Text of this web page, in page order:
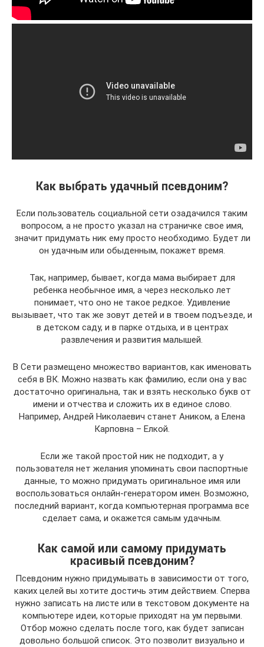
Как выбрать удачный псевдоним?
Если пользователь социальной сети озадачился таким
вопросом, а не просто указал на страничке свое имя,
значит придумать ник ему просто необходимо. Будет ли
он удачным или обыденным, покажет время.
Так, например, бывает, когда мама выбирает для
ребенка необычное имя, а через несколько лет
понимает, что оно не такое редкое. Удивление
вызывает, что так же зовут детей и в твоем подъезде, и
в детском саду, и в парке отдыха, и в центрах
развлечения и развития малышей.
В Сети размещено множество вариантов, как именовать
себя в ВК. Можно назвать как фамилию, если она у вас
достаточно оригинальна, так и взять несколько букв от
имени и отчества и сложить их в единое слово.
Например, Андрей Николаевич станет Аником, а Елена
Карповна – Елкой.
Если же такой простой ник не подходит, а у
пользователя нет желания упоминать свои паспортные
данные, то можно придумать оригинальное имя или
воспользоваться онлайн-генератором имен. Возможно,
последний вариант, когда компьютерная программа все
сделает сама, и окажется самым удачным.
Как самой или самому придумать
красивый псевдоним?
Псевдоним нужно придумывать в зависимости от того,
каких целей вы хотите достичь этим действием. Сперва
нужно записать на листе или в текстовом документе на
компьютере идеи, которые приходят на ум первыми.
Отбор можно сделать после того, как будет записан
довольно большой список. Это позволит визуально и